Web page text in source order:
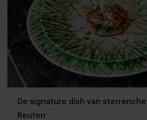
De signature dish van
Reuten